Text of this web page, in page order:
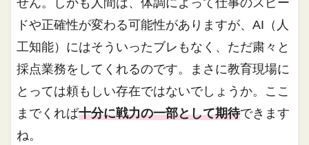
ドや正確性が変わる可能性がありますが、AI（人
工知能）にはそういったブレもなく、ただ粛々と
採点業務をしてくれるのです。まさに教育現場に
とっては頼もしい存在ではないでしょうか。ここ
までくれば十分に戦力の一部として期待できます
ね。